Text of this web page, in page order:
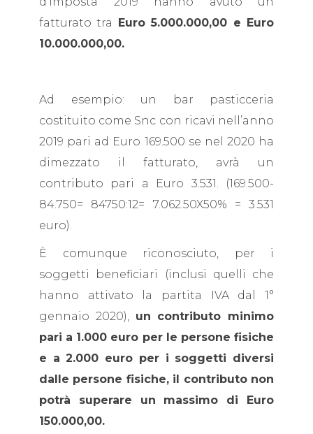
fatturato tra Euro 5.000.000,00 e Euro
10.000.000,00.
Ad esempio: un bar pasticceria
costituito come Snc con ricavi nell’anno
2019 pari ad Euro 169.500 se nel 2020 ha
dimezzato il fatturato, avrà un
contributo pari a Euro 3.531. (169.500-
84.750= 84750:12= 7.062.50X50% = 3.531
euro).
È comunque riconosciuto, per i
soggetti beneficiari (inclusi quelli che
hanno attivato la partita IVA dal 1°
gennaio 2020), un contributo minimo
pari a 1.000 euro per le persone fisiche
e a 2.000 euro per i soggetti diversi
dalle persone fisiche, il contributo non
potrà superare un massimo di Euro
150.000,00.